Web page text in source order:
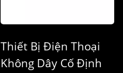
Thiết Bị Điện Thoại
Không Dây Cố Định